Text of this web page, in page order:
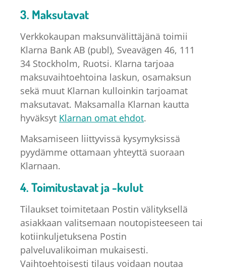
3. Maksutavat
Verkkokaupan maksunvälittäjänä toimii
Klarna Bank AB (publ), Sveavägen 46, 111
34 Stockholm, Ruotsi. Klarna tarjoaa
maksuvaihtoehtoina laskun, osamaksun
sekä muut Klarnan kulloinkin tarjoamat
maksutavat. Maksamalla Klarnan kautta
hyväksyt Klarnan omat ehdot.
Maksamiseen liittyvissä kysymyksissä
pyydämme ottamaan yhteyttä suoraan
Klarnaan.
4. Toimitustavat ja -kulut
Tilaukset toimitetaan Postin välityksellä
asiakkaan valitsemaan noutopisteeseen tai
kotiinkuljetuksena Postin
palveluvalikoiman mukaisesti.
Vaihtoehtoisesti tilaus voidaan noutaa